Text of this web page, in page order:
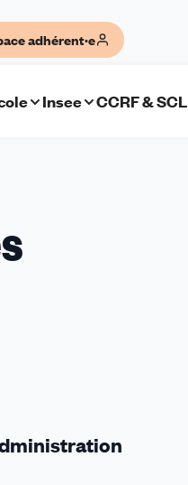
adhérent·e
Insee CCRF & SCL